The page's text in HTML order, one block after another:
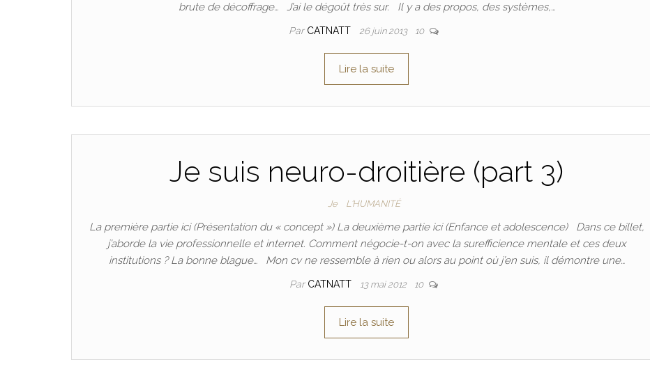
brute de décoffrage… J’ai le dégoût très sur. Il y a des propos, des systèmes,…
Par CATNATT 26 juin 2013 10
Lire la suite
Je suis neuro-droitière (part 3)
Je L'HUMANITÉ
La première partie ici (Présentation du « concept ») La deuxième partie ici (Enfance et adolescence) Dans ce billet,
j’aborde la vie professionnelle et internet. Comment négocie-t-on avec la surefficience mentale et ces deux
institutions ? La bonne blague… Mon cv ne ressemble à rien ou alors au point où j’en suis, il démontre une…
Par CATNATT 13 mai 2012 10
Lire la suite